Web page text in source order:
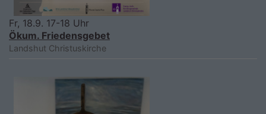
Fr, 18.9. 17-18 Uhr
Ökum. Friedensgebet
Landshut Christuskirche